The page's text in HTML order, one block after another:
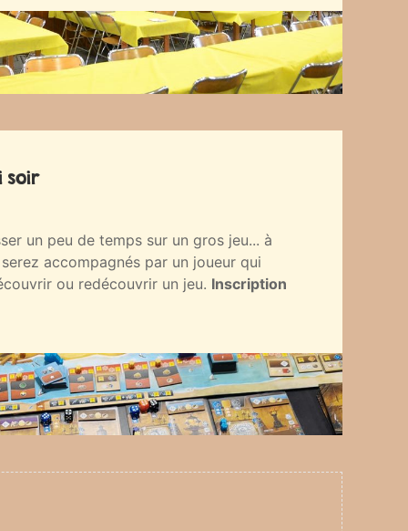
soir
un peu de temps sur un gros jeu... à
accompagnés par un joueur qui
ou redécouvrir un jeu. Inscription